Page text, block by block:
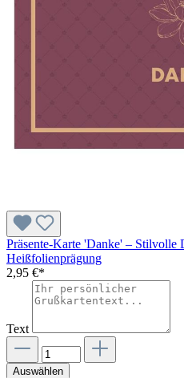
Präsente-Karte 'Danke' – Stilvolle
Heißfolienprägung
2,95 €*
Text
Auswählen